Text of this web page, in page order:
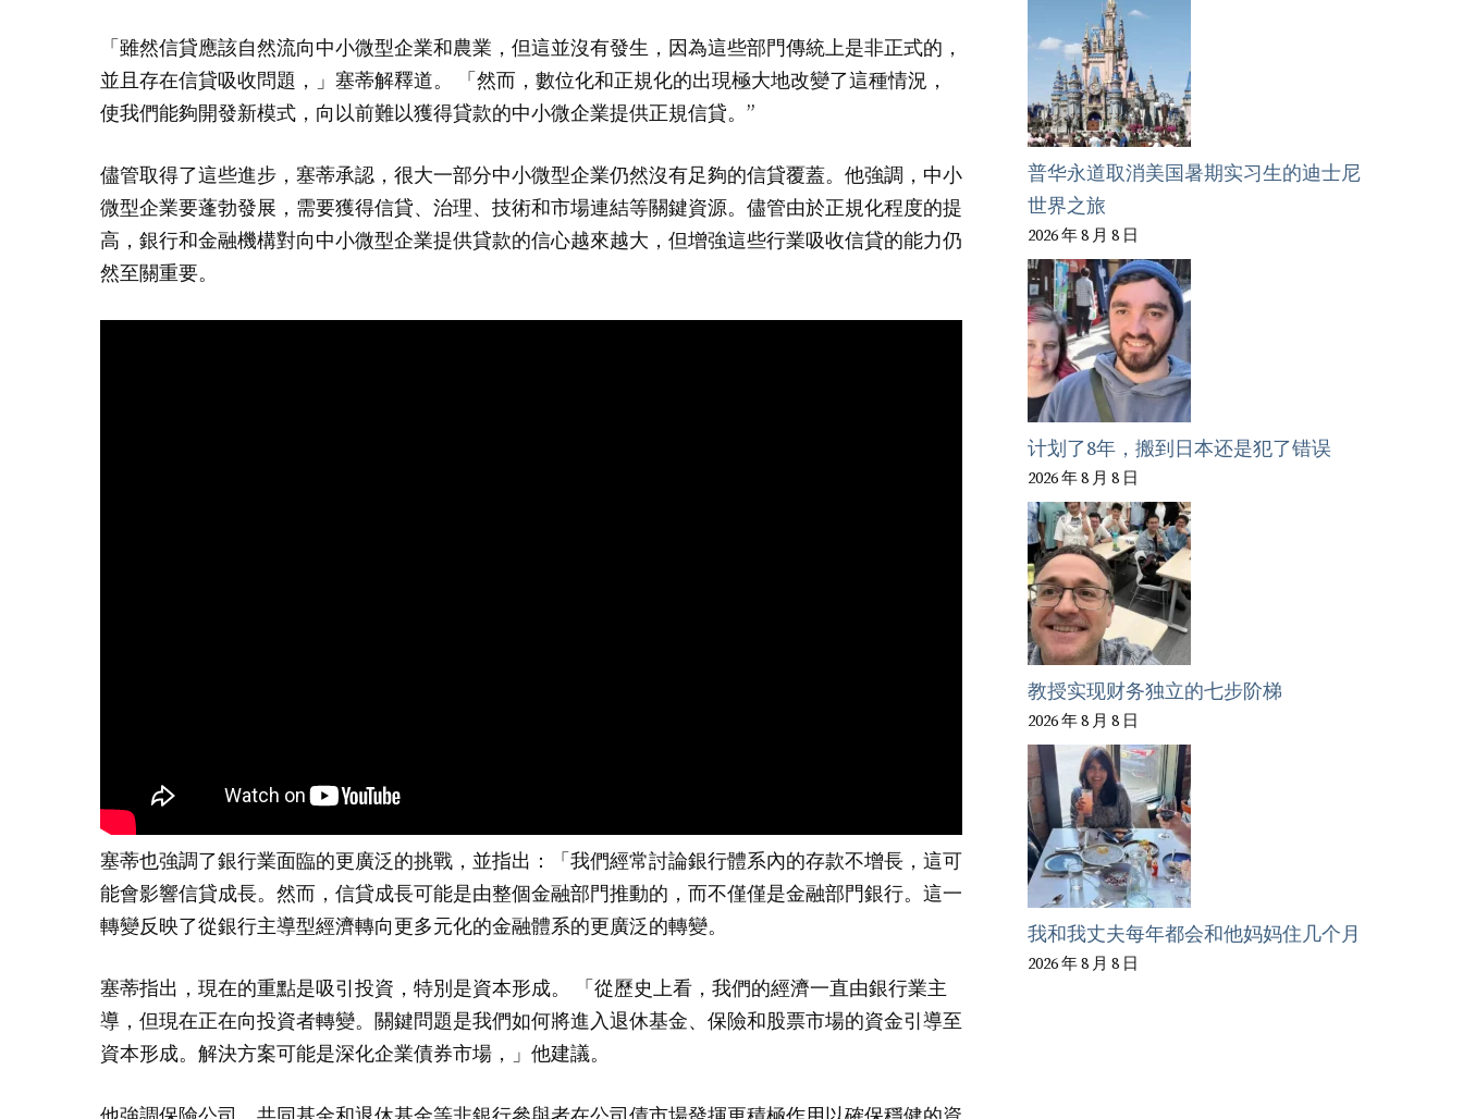
「雖然信貸應該自然流向中小微型企業和農業，但這並沒有發生，因為這些部門傳統上是非正式的，
並且存在信貸吸收問題，」塞蒂解釋道。 「然而，數位化和正規化的出現極大地改變了這種情況，
使我們能夠開發新模式，向以前難以獲得貸款的中小微企業提供正規信貸。”
儘管取得了這些進步，塞蒂承認，很大一部分中小微型企業仍然沒有足夠的信貸覆蓋。他強調，中小
微型企業要蓬勃發展，需要獲得信貸、治理、技術和市場連結等關鍵資源。儘管由於正規化程度的提
高，銀行和金融機構對向中小微型企業提供貸款的信心越來越大，但增強這些行業吸收信貸的能力仍
然至關重要。
塞蒂也強調了銀行業面臨的更廣泛的挑戰，並指出：「我們經常討論銀行體系內的存款不增長，這可
能會影響信貸成長。然而，信貸成長可能是由整個金融部門推動的，而不僅僅是金融部門銀行。這一
轉變反映了從銀行主導型經濟轉向更多元化的金融體系的更廣泛的轉變。
塞蒂指出，現在的重點是吸引投資，特別是資本形成。 「從歷史上看，我們的經濟一直由銀行業主
導，但現在正在向投資者轉變。關鍵問題是我們如何將進入退休基金、保險和股票市場的資金引導至
資本形成。解決方案可能是深化企業債券市場，」他建議。
普华永道取消美国暑期实习生的迪士尼
世界之旅
2026 年 8 月 8 日
计划了8年，搬到日本还是犯了错误
2026 年 8 月 8 日
教授实现财务独立的七步阶梯
2026 年 8 月 8 日
我和我丈夫每年都会和他妈妈住几个月
2026 年 8 月 8 日